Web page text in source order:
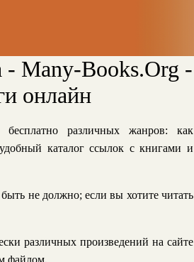
- Many-Books.Org -
онлайн
различных жанров: как
каталог ссылок с книгами и
не должно; если вы хотите читать
различных произведений на сайте
файлом.